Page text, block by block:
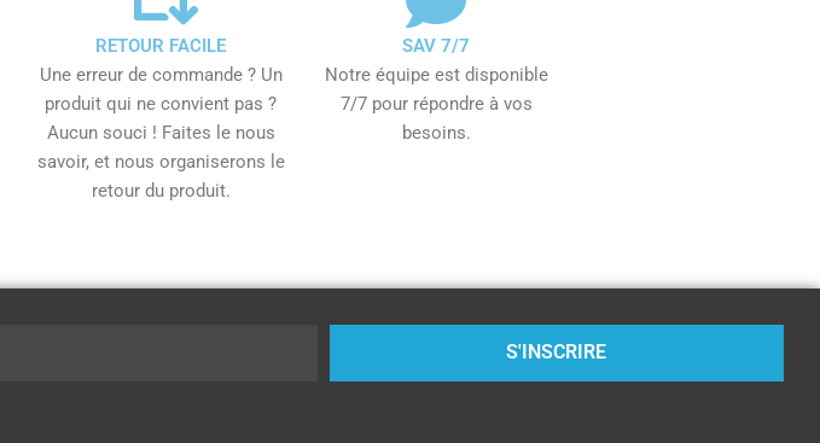
RETOUR FACILE
Une erreur de commande ? Un
produit qui ne convient pas ?
Aucun souci ! Faites le nous
savoir, et nous organiserons le
retour du produit.
SAV 7/7
Notre équipe est disponible
7/7 pour répondre à vos
besoins.
S'INSCRIRE